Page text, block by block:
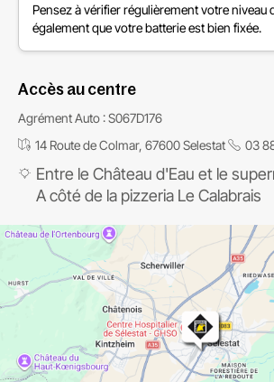
Pensez à vérifier régulièrement votre niveau
également que votre batterie est bien fixée.
Accès au centre
Agrément Auto : S067D176
14 Route de Colmar, 67600 Selestat
03
Entre le Château d'Eau et le
A côté de la pizzeria Le Calabrais